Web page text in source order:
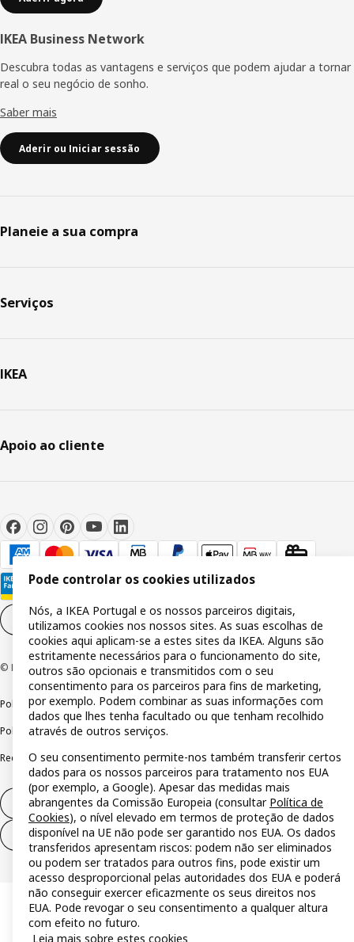
IKEA Business Network
Descubra todas as vantagens e serviços que podem ajudar a tornar
real o seu negócio de sonho.
Saber mais
Aderir ou Iniciar sessão
Planeie a sua compra
Serviços
IKEA
Apoio ao cliente
Definições de cookies
© Inter IKEA Systems B.V 1999-2026
Política de privacidadePolítica de cookiesTermos de utilização
Política de divulgação responsávelLivro de reclamações
Reclamações e resolução de litígios
Direito de livre resolução
Direito de livre resolução (serviços)
Pode controlar os cookies utilizados
Nós, a IKEA Portugal e os nossos parceiros digitais,
utilizamos cookies nos nossos sites. As suas escolhas de
cookies aqui aplicam-se a estes sites da IKEA. Alguns são
estritamente necessários para o funcionamento do site,
outros são opcionais e transmitidos com o seu
consentimento para os parceiros para fins de marketing,
por exemplo. Podem combinar as suas informações com
dados que lhes tenha facultado ou que tenham recolhido
através de outros serviços.
O seu consentimento permite-nos também transferir certos
dados para os nossos parceiros para tratamento nos EUA
(por exemplo, a Google). Apesar das medidas mais
abrangentes da Comissão Europeia (consultar Política de
Cookies), o nível elevado em termos de proteção de dados
disponível na UE não pode ser garantido nos EUA. Os dados
transferidos apresentam riscos: podem não ser eliminados
ou podem ser tratados para outros fins, pode existir um
acesso desproporcional pelas autoridades dos EUA e poderá
não conseguir exercer eficazmente os seus direitos nos
EUA. Pode revogar o seu consentimento a qualquer altura
com efeito no futuro.
Leia mais sobre estes cookies